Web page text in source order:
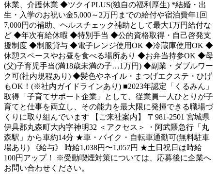
休業、介護休業 ◆ツクイPLUS(独自の福利厚生) *結婚・出
生・入学のお祝い金5,000～2万円までの給付や宿泊費年1回
7,000円の補助、ヘルスチェック補助として最大1万円給付な
ど ◆年次有給休暇 ◆特別手当 ◆公的資格取得・自己啓発支
援制度 ◆制服貸与 ◆電子レンジ使用OK ◆冷蔵庫使用OK ◆
休憩スペースやお昼を食べる場所あり ◆お弁当持参OK ◆母
(父)子育児手当(満18歳未満の子…1万円) ◆副業・ダブルワー
ク可(社内規程あり) ◆髪色やネイル・まつげエクステ・ひげ
もOK！(※社内ガイドラインあり) ■2023年認定「くるみん」
取得「子育てサポート企業」として、従業員一人ひとりが子
育てと仕事を両立し、その能力を最大限に発揮できる職場づ
くりに取り組んでいます 【ご来社案内】 〒981-2501 宮城県
伊具郡丸森町大内字神明32 ＜アクセス＞ ・阿武隈急行「丸
森駅」から車約14分 ★車・バイク・自転車通勤可(無料駐車
場あり) 《給与》 時給1,038円〜1,057円 ★土日祝日は時給
100円アップ！ ※受動喫煙対策については、応募後に企業へ
お問い合わせください。